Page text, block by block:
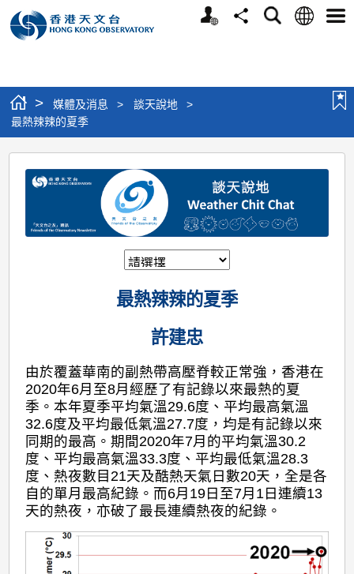
個
分
搜
語
選
> 媒體及消息 > 談天說地
>
最熱辣辣的夏季
最
辣
最熱辣辣的夏季
許建忠
由於覆蓋華南的副熱帶高壓脊較正常強，香港在
2020年6月至8月經歷了有記錄以來最熱的夏
季。本年夏季平均氣溫29.6度、平均最高氣溫
32.6度及平均最低氣溫27.7度，均是有記錄以來
同期的最高。期間2020年7月的平均氣溫30.2
度、平均最高氣溫33.3度、平均最低氣溫28.3
度、熱夜數目21天及酷熱天氣日數20天，全是各
自的單月最高紀錄。而6月19日至7月1日連續13
天的熱夜，亦破了最長連續熱夜的紀錄。